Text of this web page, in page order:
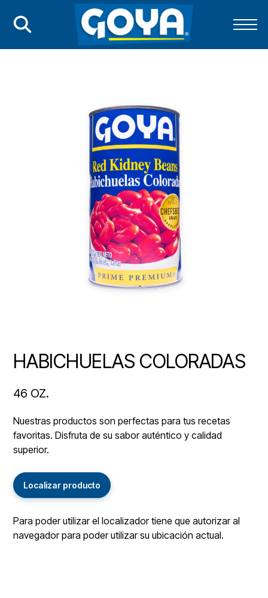
HABICHUELAS COLORADAS
46 OZ.
Nuestras productos son perfectas para tus recetas
favoritas. Disfruta de su sabor auténtico y calidad
superior.
Localizar producto
Para poder utilizar el localizador tiene que autorizar al
navegador para poder utilizar su ubicación actual.